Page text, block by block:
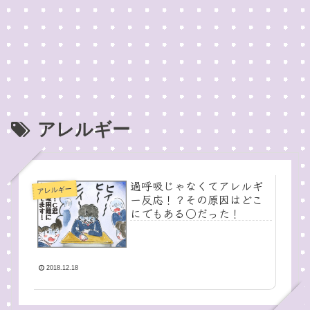
アレルギー
アレルギー
過呼吸じゃなくてアレルギ
ー反応！？その原因はどこ
にでもある○だった！
2018.12.18